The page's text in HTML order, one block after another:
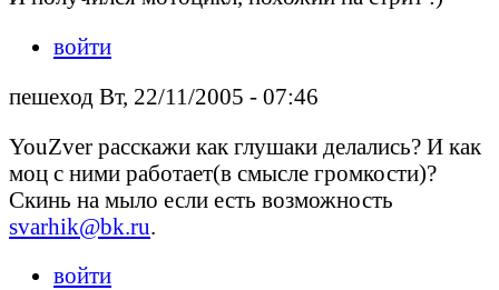
войти
пешеход Вт, 22/11/2005 - 07:46
YouZver расскажи как глушаки делались? И как
моц с ними работает(в смысле громкости)?
Скинь на мыло если есть возможность
svarhik@bk.ru
войти